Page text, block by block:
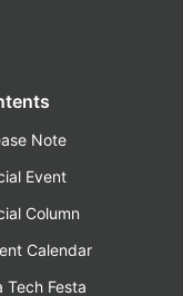
Note
Event
Column
Calendar
Tech Festa